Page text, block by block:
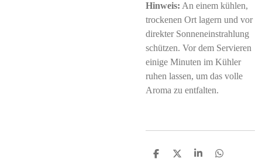
Hinweis: An einem kühlen,
trockenen Ort lagern und vor
direkter Sonneneinstrahlung
schützen. Vor dem Servieren
einige Minuten im Kühler
ruhen lassen, um das volle
Aroma zu entfalten.
S
S
S
S